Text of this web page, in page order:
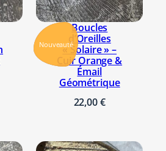
Nouveauté
Boucles
d’Oreilles
« Solaire » –
Cuir Orange &
Émail
Géométrique
22,00€